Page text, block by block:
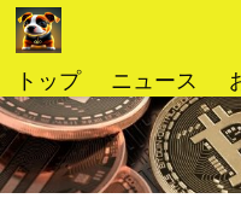
コ
ン
ン
ツ
へ
ス
トップ ニュース